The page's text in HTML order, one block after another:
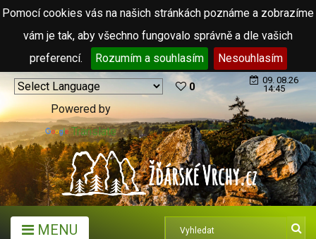
Pomocí cookies vás na našich stránkách poznáme a zobrazíme
vám je tak, aby všechno fungovalo správně a dle vašich
preferencí.
Rozumím a souhlasím Nesouhlasím
Powered by
Translate
0
09. 08.26
14:45
MENU